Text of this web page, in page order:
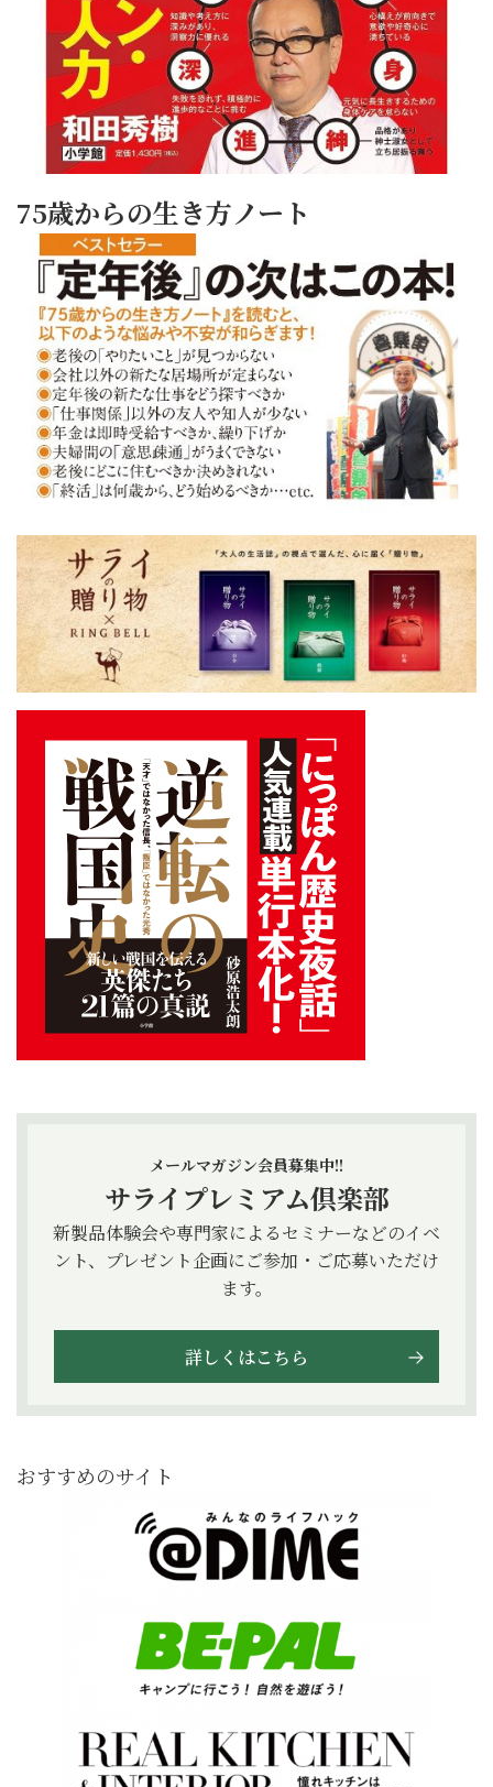
75歳からの生き方ノート
メールマガジン会員募集中!!
サライプレミアム倶楽部
新製品体験会や専門家によるセミナーなどのイベ
ント、プレゼント企画にご参加・ご応募いただけ
ます。
詳しくはこちら
おすすめのサイト